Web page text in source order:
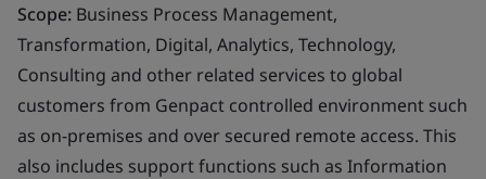
Scope: Business Process Management,
Transformation, Digital, Analytics, Technology,
Consulting and other related services to global
customers from Genpact controlled environment such
as on-premises and over secured remote access. This
also includes support functions such as Information